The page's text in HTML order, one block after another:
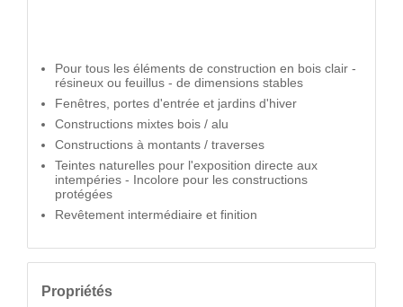
Pour tous les éléments de construction en bois clair -
résineux ou feuillus - de dimensions stables
Fenêtres, portes d'entrée et jardins d'hiver
Constructions mixtes bois / alu
Constructions à montants / traverses
Teintes naturelles pour l'exposition directe aux
intempéries - Incolore pour les constructions
protégées
Revêtement intermédiaire et finition
Propriétés